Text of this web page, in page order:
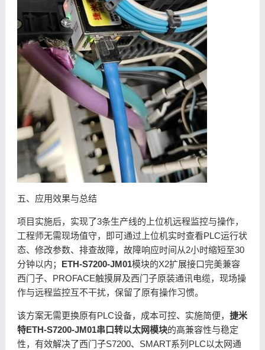
五、应用效果与总结
项目实施后，实现了3条生产线的上位机远程监控与操作，
工程师无需现场值守，即可通过上位机实时查看PLC运行状
态、修改参数、排查故障，故障响应时间从2小时缩短至30
分钟以内； ETH-S7200-JM01模块的X2扩展接口完美兼容
西门子、PROFACE触摸屏及西门子原装通讯电缆，现场操
作与远程监控互不干扰，保留了原有操作习惯。
该方案无需更换原有PLC设备，成本可控、实施简便， 捷米
特ETH-S7200-JM01串口转以太网模块的高兼容性与稳定
性，有效解决了西门子S7200、SMART系列PLC以太网通